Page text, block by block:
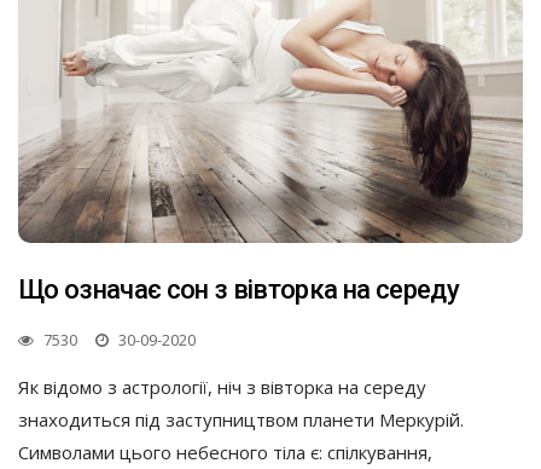
Що означає сон з вівторка на середу
7530 30-09-2020
Як відомо з астрології, ніч з вівторка на середу
знаходиться під заступництвом планети Меркурій.
Символами цього небесного тіла є: спілкування,